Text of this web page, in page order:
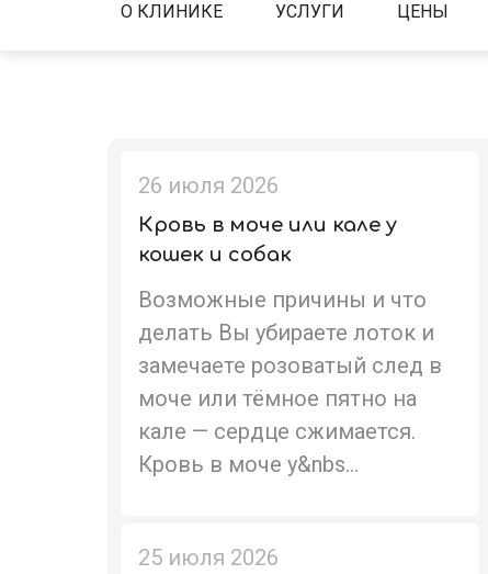
О КЛИНИКЕ УСЛУГИ ЦЕНЫ
26 июля 2026
Кровь в моче или кале у
кошек и собак
Возможные причины и что
делать Вы убираете лоток и
замечаете розоватый след в
моче или тёмное пятно на
кале — сердце сжимается.
Кровь в моче у&nbs...
25 июля 2026